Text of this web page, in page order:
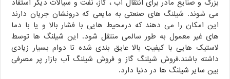
بزرگ و صنایع مادر برای انتقال آب ، گاز، نفت و سیالات دیگر استفاد
می شوند. شیلنگ های صنعتی به مایعی که درونشان جریان دارند
این امکان را می دهند که درمحیط هایی با فشار بالا و یا با دما
های غیر معمول به طور سالمی منتقل شود. این شیلنگ ها توسط
لاستیک هایی با کیفیتِ بالا عایق بندی شده تا دوام بسیار زیادی
داشته باشند.فروش شیلنگ گاز و فروش شیلنگ آب بازار پر مصرفی
بین سایر شیلنگ ها در دنیا دارد.